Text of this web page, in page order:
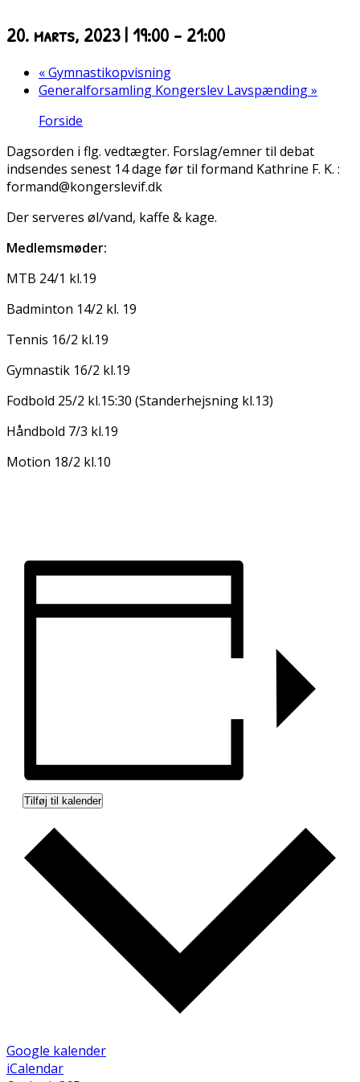
20. marts, 2023 | 19:00 - 21:00
«Gymnastikopvisning
Generalforsamling Kongerslev Lavspænding»
Forside
Dagsorden i flg. vedtægter. Forslag/emner til debat
indsendes senest 14 dage før til formand Kathrine F. K. :
formand@kongerslevif.dk
Der serveres øl/vand, kaffe & kage.
Medlemsmøder:
MTB 24/1 kl.19
Badminton 14/2 kl. 19
Tennis 16/2 kl.19
Gymnastik 16/2 kl.19
Fodbold 25/2 kl.15:30 (Standerhejsning kl.13)
Håndbold 7/3 kl.19
Motion 18/2 kl.10
Tilføj til kalender
Google kalender
iCalendar